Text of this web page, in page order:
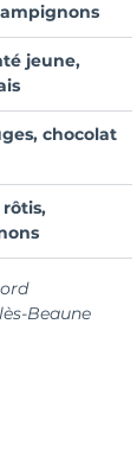
jeune,
chocolat
rôtis,
Beaune